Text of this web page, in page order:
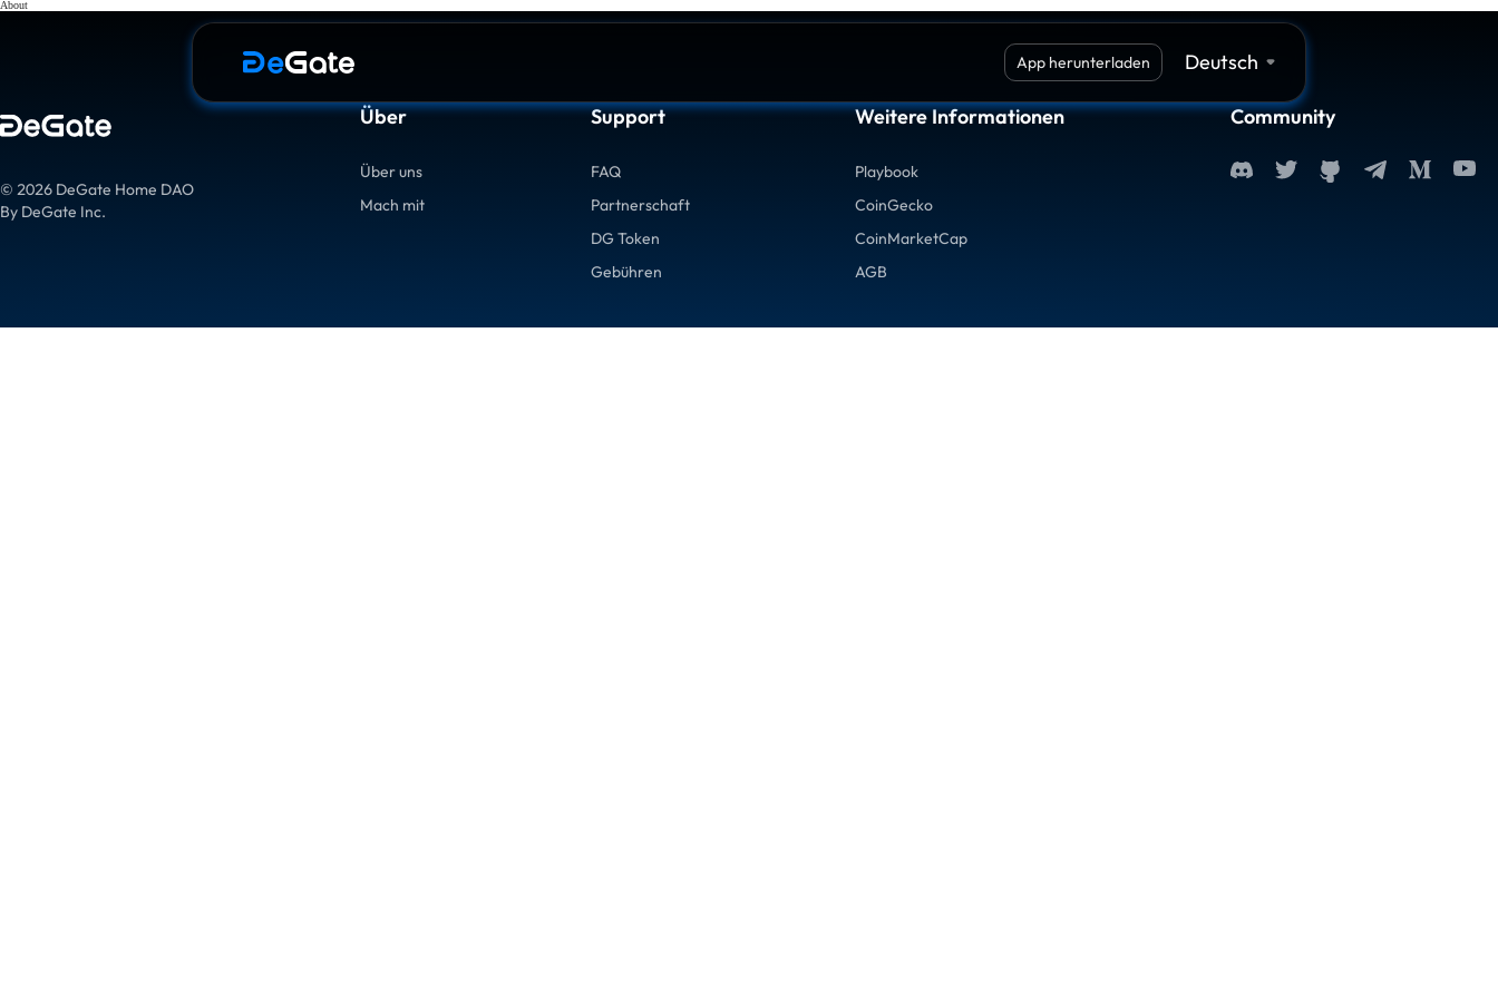
App herunterladen Deutsch
About
© 2026 DeGate Home DAO
By DeGate Inc.
Über
Über uns
Mach mit
Support
FAQ
Partnerschaft
DG Token
Gebühren
Weitere Informationen
Playbook
CoinGecko
CoinMarketCap
AGB
Community